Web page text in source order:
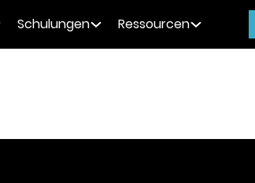
Schulungen Ressourcen